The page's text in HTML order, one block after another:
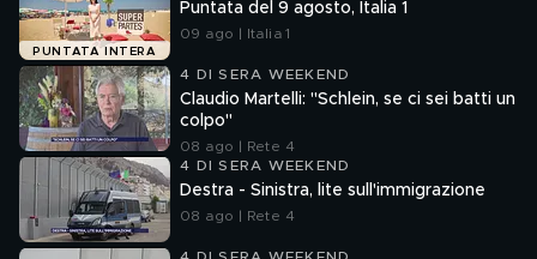
PUNTATA INTERA
Puntata del 9 agosto, Italia 1
09 ago | Italia 1
4 DI SERA WEEKEND
Claudio Martelli: "Schlein, se ci sei batti un
colpo"
08 ago | Rete 4
4 DI SERA WEEKEND
Destra - Sinistra, lite sull'immigrazione
08 ago | Rete 4